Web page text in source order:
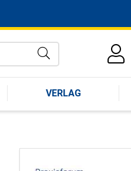
VERLAG